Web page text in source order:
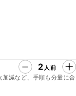
2 人前
減など、手順も分量に合